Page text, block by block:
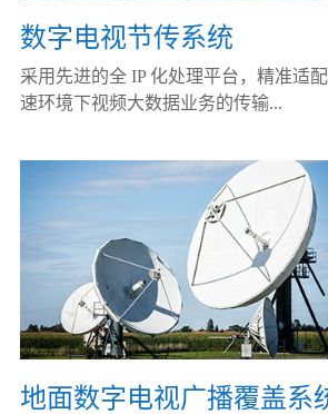
数字电视节传系统
采用先进的全 IP 化处理平台，精准适
速环境下视频大数据业务的传输...
地面数字电视广播覆盖系